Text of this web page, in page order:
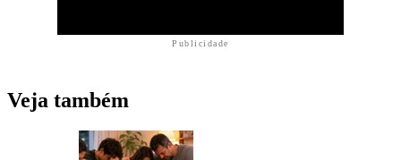
Publicidade
Veja também